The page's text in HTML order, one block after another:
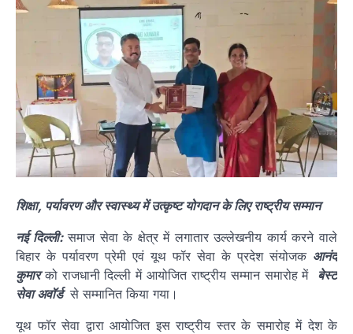
शिक्षा, पर्यावरण और स्वास्थ्य में उत्कृष्ट योगदान के लिए राष्ट्रीय सम्मान
नई दिल्ली: समाज सेवा के क्षेत्र में लगातार उल्लेखनीय कार्य करने वाले
बिहार के पर्यावरण प्रेमी एवं यूथ फॉर सेवा के प्रदेश संयोजक आनंद
कुमारको राजधानी दिल्ली में आयोजित राष्ट्रीय सम्मान समारोह में बेस्ट
सेवा अवॉर्ड से सम्मानित किया गया।
यूथ फॉर सेवा द्वारा आयोजित इस राष्ट्रीय स्तर के समारोह में देश के